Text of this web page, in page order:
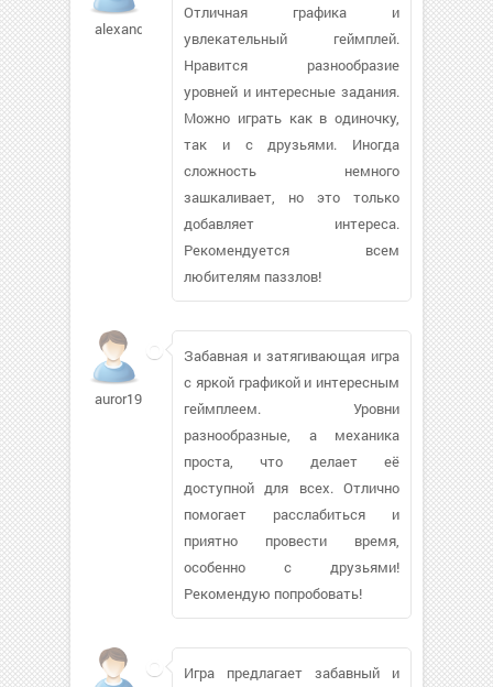
alexandrfg807
Отличная графика и
увлекательный геймплей.
Нравится разнообразие
уровней и интересные задания.
Можно играть как в одиночку,
так и с друзьями. Иногда
сложность немного
зашкаливает, но это только
добавляет интереса.
Рекомендуется всем
любителям паззлов!
auror1997186
Забавная и затягивающая игра
с яркой графикой и интересным
геймплеем. Уровни
разнообразные, а механика
проста, что делает её
доступной для всех. Отлично
помогает расслабиться и
приятно провести время,
особенно с друзьями!
Рекомендую попробовать!
Игра предлагает забавный и